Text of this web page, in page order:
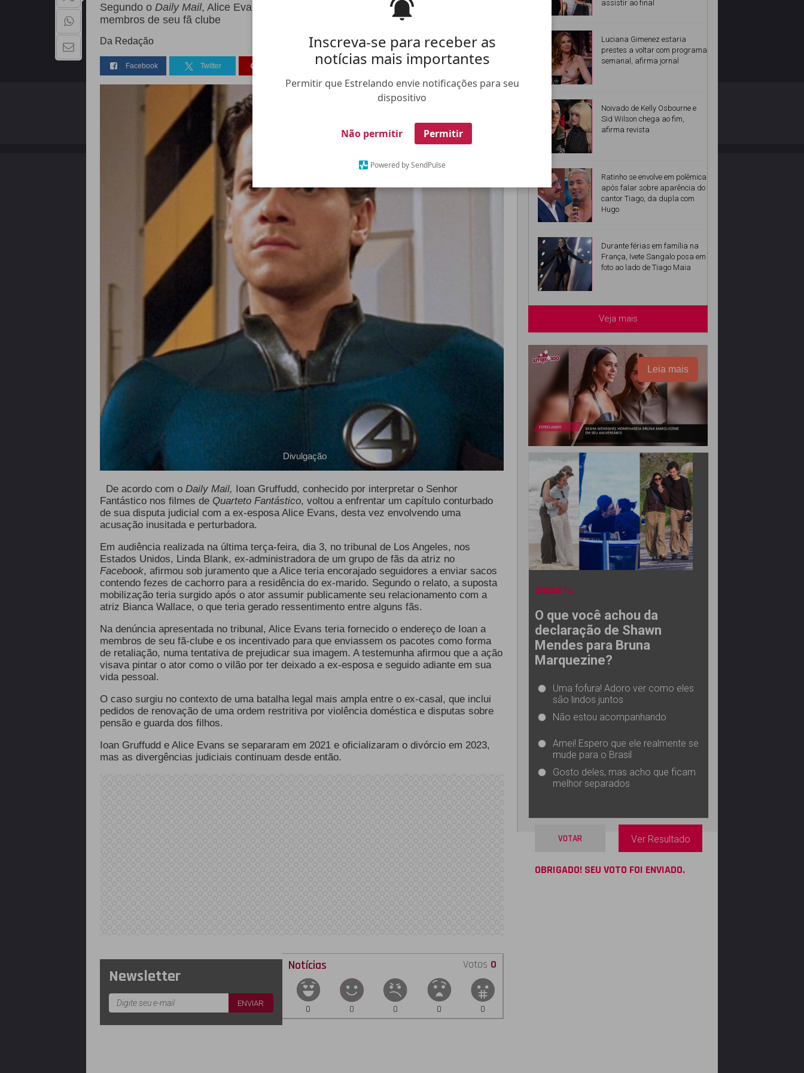
Inscreva-se para receber as
notícias mais importantes
Permitir que Estrelando envie notificações para seu
dispositivo
Não permitir Permitir
Powered by SendPulse
Segundo o Daily Mail, Alice Evans teria fornecido o endereço de Ioan Gruffudd para
membros de seu fã clube
Da Redação
Facebook Twitter Whatsapp
Divulgação
De acordo com oDaily Mail, Ioan Gruffudd, conhecido por interpretar o Senhor
Fantástico nos filmes deQuarteto Fantástico, voltou a enfrentar um capítulo conturbado
de sua disputa judicial com a ex-esposa Alice Evans, desta vez envolvendo uma
acusação inusitada e perturbadora.
Em audiência realizada na última terça-feira, dia 3, no tribunal de Los Angeles, nos
Estados Unidos, Linda Blank, ex-administradora de um grupo de fãs da atriz no
Facebook, afirmou sob juramento que a Alice teria encorajado seguidores a enviar sacos
contendo fezes de cachorro para a residência do ex-marido. Segundo o relato, a suposta
mobilização teria surgido após o ator assumir publicamente seu relacionamento com a
atriz Bianca Wallace, o que teria gerado ressentimento entre alguns fãs.
Na denúncia apresentada no tribunal, Alice Evans teria fornecido o endereço de Ioan a
membros de seu fã-clube e os incentivado para que enviassem os pacotes como forma
de retaliação, numa tentativa de prejudicar sua imagem. A testemunha afirmou que a ação
visava pintar o ator como o vilão por ter deixado a ex-esposa e seguido adiante em sua
vida pessoal.
O caso surgiu no contexto de uma batalha legal mais ampla entre o ex-casal, que inclui
pedidos de renovação de uma ordem restritiva por violência doméstica e disputas sobre
pensão e guarda dos filhos.
Ioan Gruffudd e Alice Evans se separaram em 2021 e oficializaram o divórcio em 2023,
mas as divergências judiciais continuam desde então.
Newsletter
Notícias Votos 0
0 0 0 0 0
assistir ao final
Luciana Gimenez estaria
prestes a voltar com programa
semanal, afirma jornal
Noivado de Kelly Osbourne e
Sid Wilson chega ao fim,
afirma revista
Ratinho se envolve em polêmica
após falar sobre aparência do
cantor Tiago, da dupla com
Hugo
Durante férias em família na
França, Ivete Sangalo posa em
foto ao lado de Tiago Maia
Veja mais
Leia mais
ENQUETE
O que você achou da
declaração de Shawn
Mendes para Bruna
Marquezine?
Uma fofura! Adoro ver como eles
são lindos juntos
Não estou acompanhando
Amei! Espero que ele realmente se
mude para o Brasil
Gosto deles, mas acho que ficam
melhor separados
VOTAR Ver Resultado
OBRIGADO! SEU VOTO FOI ENVIADO.
QUEM SOMOS ANUNCIE NO ESTRELANDO TRABALHE NO ESTRELANDO
Copyright - 2026 | Todos os direitos reservados Desenvolvido por